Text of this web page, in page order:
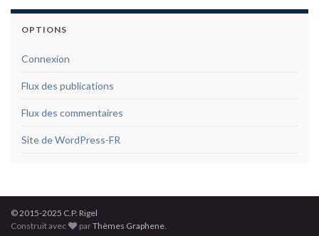
OPTIONS
Connexion
Flux des publications
Flux des commentaires
Site de WordPress-FR
© 2015-2025 C.P. Rigel
Construit avec
parThèmes Graphene